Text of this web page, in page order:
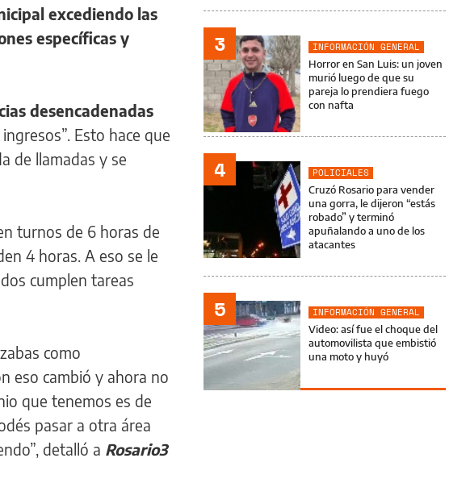
excediendo las
específicas y
desencadenadas
Esto hace que
de llamadas y se
turnos de 6 horas de
4 horas. A eso se le
cumplen tareas
como
eso cambió y ahora no
que tenemos es de
pasar a otra área
detalló a Rosario3
3
INFORMACIÓN GENERAL
Horror en San Luis: un joven
murió luego de que su
pareja lo prendiera fuego
con nafta
4
POLICIALES
Cruzó Rosario para vender
una gorra, le dijeron “estás
robado” y terminó
apuñalando a uno de los
atacantes
5
INFORMACIÓN GENERAL
Video: así fue el choque del
automovilista que embistió
una moto y huyó